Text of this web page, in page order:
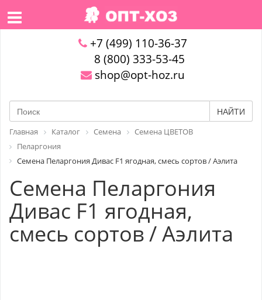
+7 (499) 110-36-37
8 (800) 333-53-45
shop@opt-hoz.ru
НАЙТИ
Главная Каталог Семена
Семена ЦВЕТОВ
Пеларгония
Семена Пеларгония Дивас F1 ягодная, смесь сортов / Аэлита
Семена Пеларгония
Дивас F1 ягодная,
смесь сортов / Аэлита